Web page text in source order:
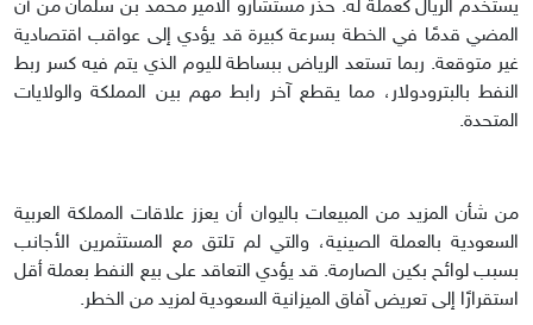
يستخدم الريال كعملة له. حذَّر مستشارو الأمير محمد بن سلمان من أن
المضي قدمًا في الخطة بسرعة كبيرة قد يؤدي إلى عواقب اقتصادية
غير متوقعة. ربما تستعد الرياض ببساطة لليوم الذي يتم فيه كسر ربط
النفط بالبترودولار، مما يقطع آخر رابط مهم بين المملكة والولايات
المتحدة.
من شأن المزيد من المبيعات باليوان أن يعزز علاقات المملكة العربية
السعودية بالعملة الصينية، والتي لم تلتق مع المستثمرين الأجانب
بسبب لوائح بكين الصارمة. قد يؤدي التعاقد على بيع النفط بعملة أقل
استقرارًا إلى تعريض آفاق الميزانية السعودية لمزيد من الخطر.